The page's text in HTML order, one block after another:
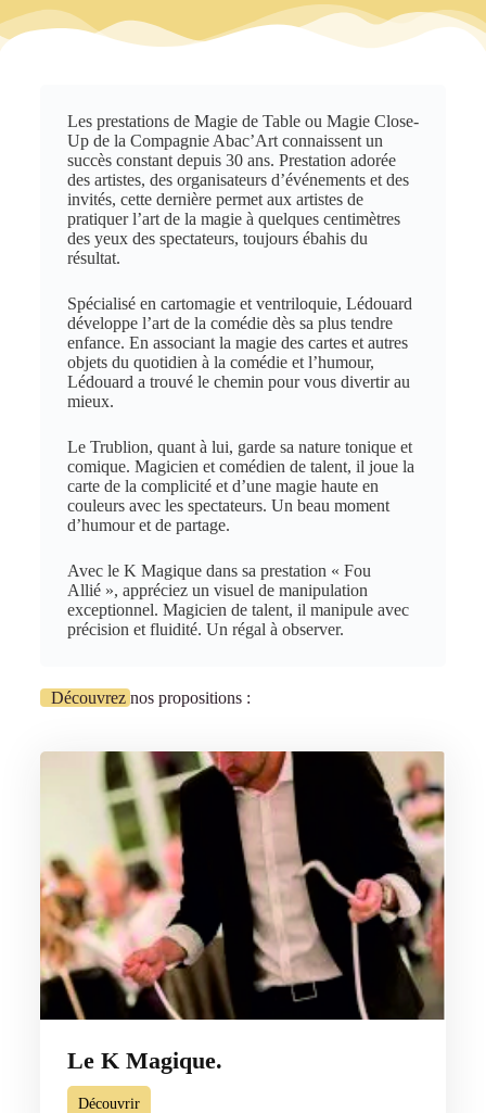
Les prestations de Magie de Table ou Magie Close-
Up de la Compagnie Abac’Art connaissent un
succès constant depuis 30 ans. Prestation adorée
des artistes, des organisateurs d’événements et des
invités, cette dernière permet aux artistes de
pratiquer l’art de la magie à quelques centimètres
des yeux des spectateurs, toujours ébahis du
résultat.
Spécialisé en cartomagie et ventriloquie, Lédouard
développe l’art de la comédie dès sa plus tendre
enfance. En associant la magie des cartes et autres
objets du quotidien à la comédie et l’humour,
Lédouard a trouvé le chemin pour vous divertir au
mieux.
Le Trublion, quant à lui, garde sa nature tonique et
comique. Magicien et comédien de talent, il joue la
carte de la complicité et d’une magie haute en
couleurs avec les spectateurs. Un beau moment
d’humour et de partage.
Avec le K Magique dans sa prestation « Fou
Allié », appréciez un visuel de manipulation
exceptionnel. Magicien de talent, il manipule avec
précision et fluidité. Un régal à observer.
Découvreznos propositions :
Le K Magique.
Découvrir